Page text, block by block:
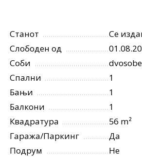
Станот
Се
Слободен од
Соби
Спални
1
Бањи
1
Балкони
1
Квадратура
56 m²
Гаража/Паркинг
Да
Подрум
Не